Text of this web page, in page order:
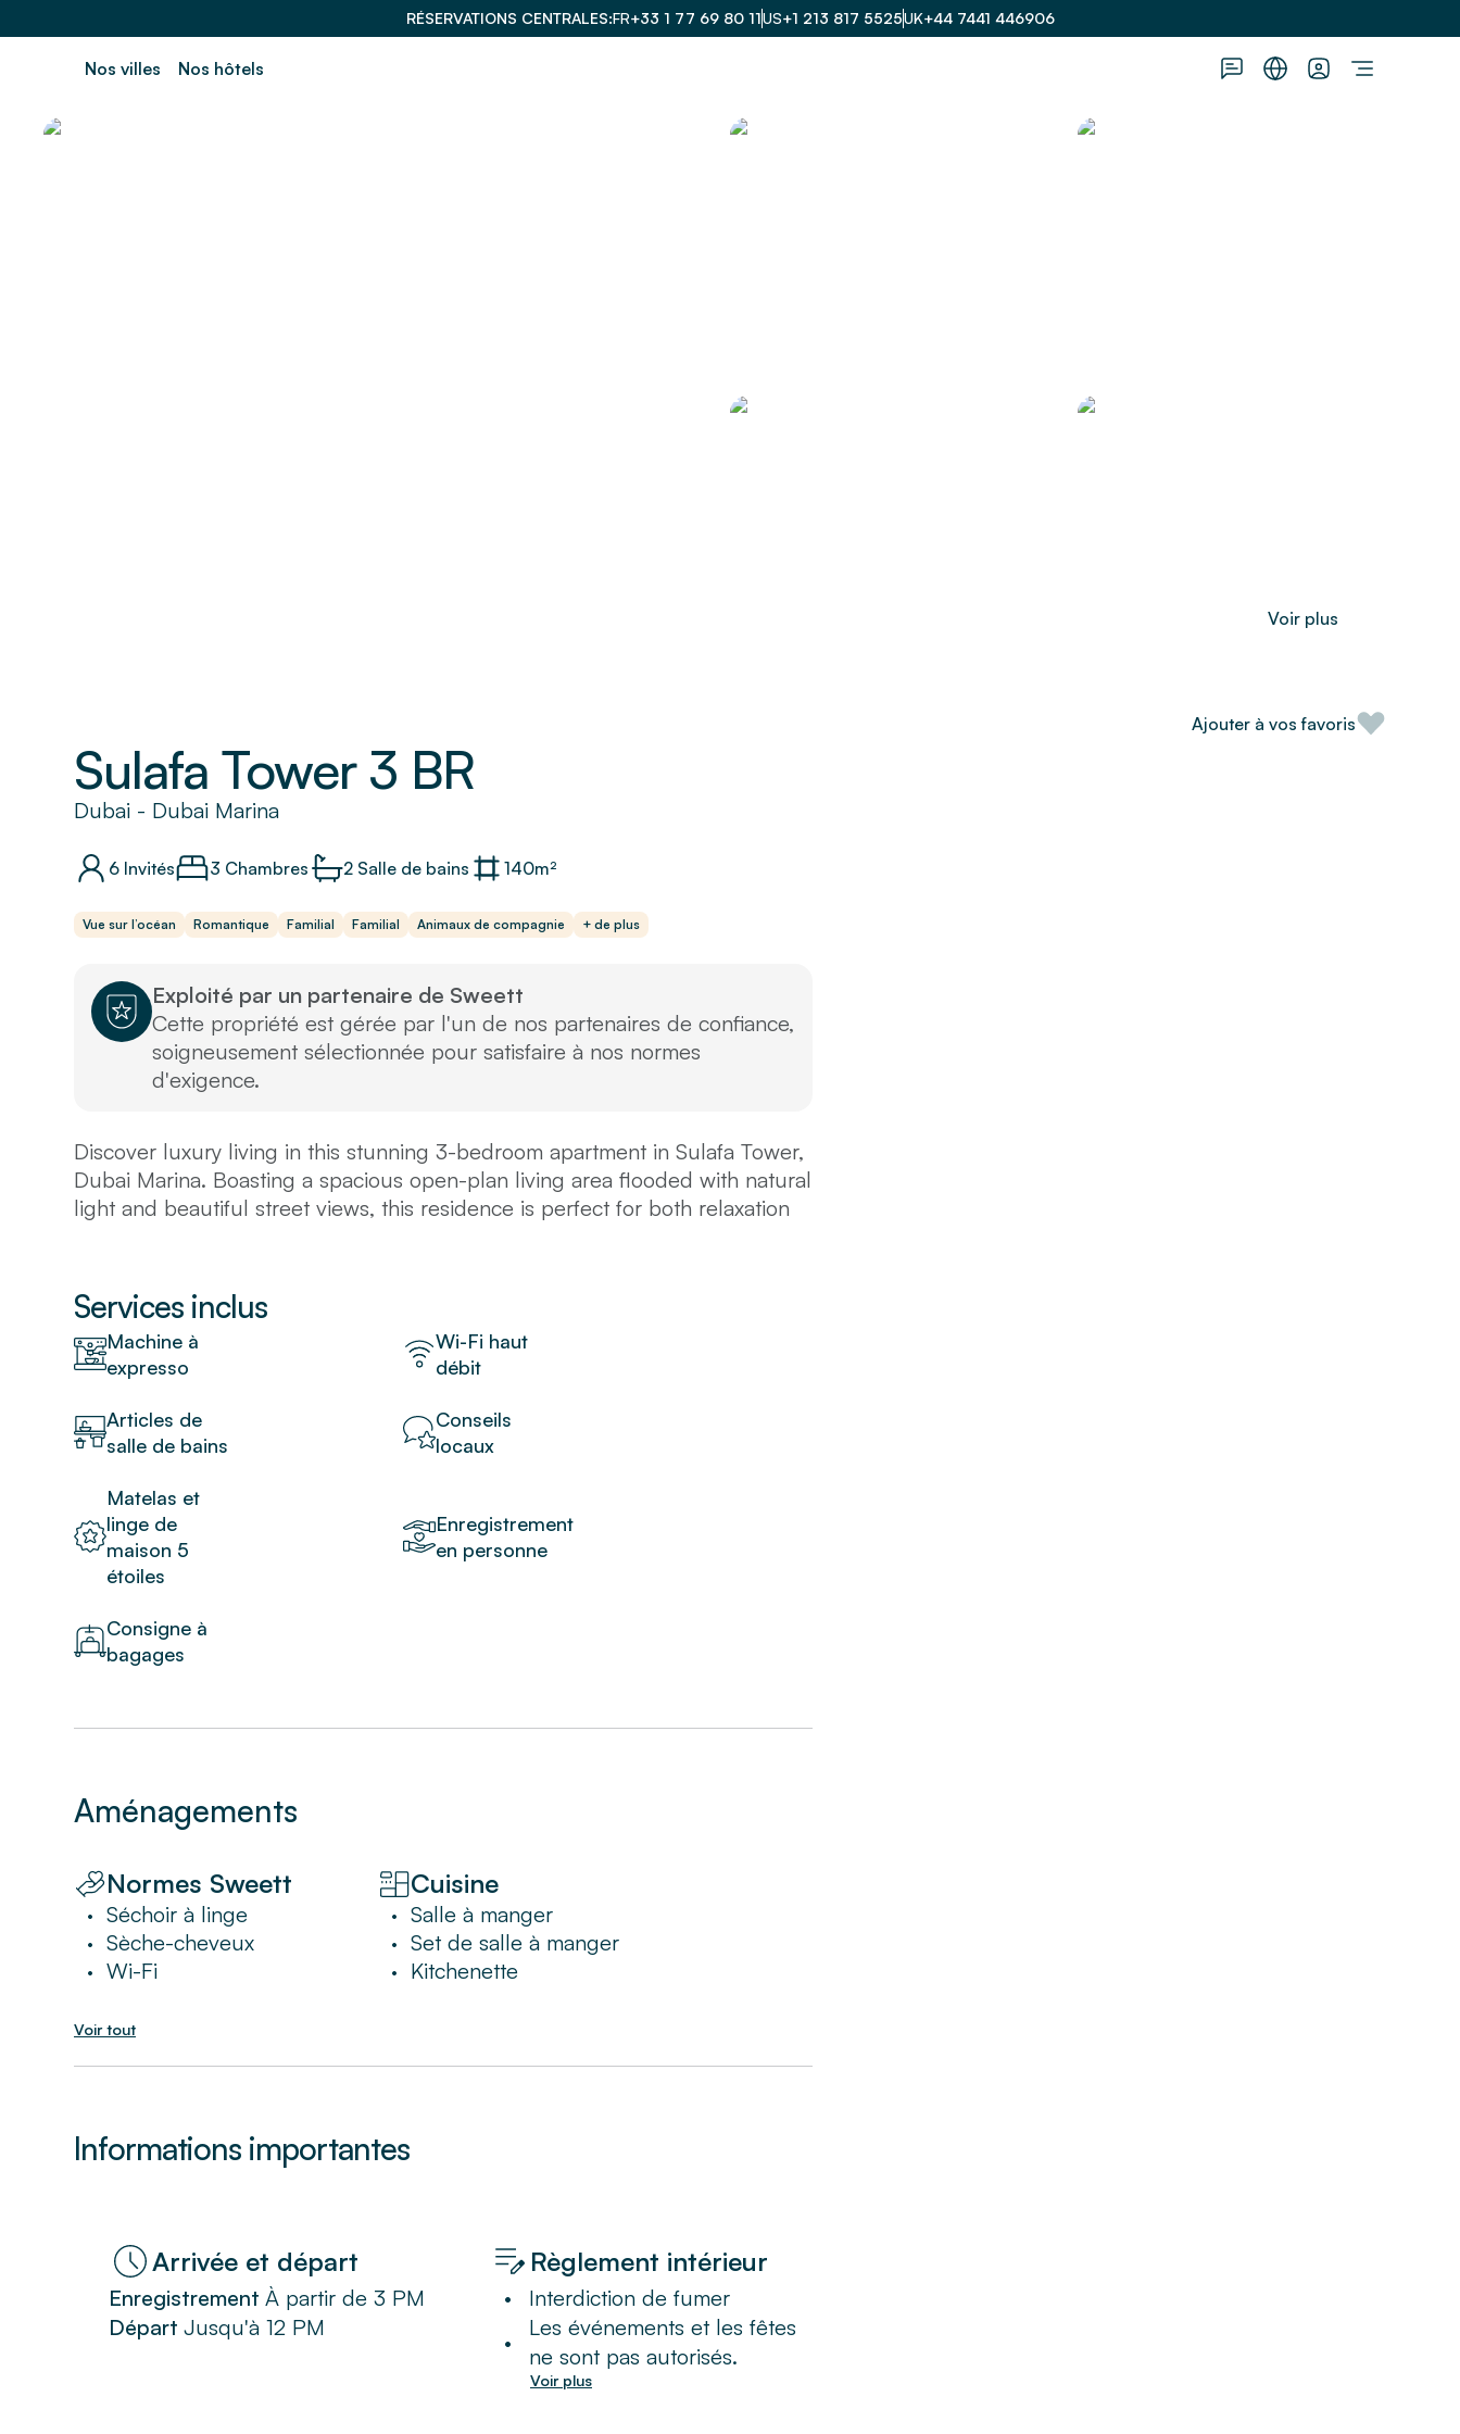
RÉSERVATIONS CENTRALES FR+33 1 77 69 80 11US+1 213 817 5525UK+44 7441 446906
Nos villes Nos hôtels
Voir plus
Sulafa Tower 3 BR
Dubai - Dubai Marina
6 Invités 3 Chambres 2 Salle de bains 140m²
Vue sur l’océan Romantique Familial Familial Animaux de compagnie + de plus
Exploité par un partenaire de Sweett
Cette propriété est gérée par l'un de nos partenaires de confiance,
soigneusement sélectionnée pour satisfaire à nos normes
d'exigence.
Discover luxury living in this stunning 3-bedroom apartment in Sulafa Tower,
Dubai Marina. Boasting a spacious open-plan living area flooded with natural
light and beautiful street views, this residence is perfect for both relaxation
master suite with an en-suite bathroom. Residents enjoy premium amenities,
including a swimming pool, fitness center, and 24-hour concierge service.
Ideally located just steps from vibrant restaurants, cafes, and the
picturesque marina promenade, this apartment offers the ultimate urban
retreat in one of Dubai's most sought-after neighborhoods.
Services inclus
Machine à
expresso
Wi-Fi haut
débit
Articles de
salle de bains
Conseils
locaux
Matelas et
linge de
maison 5
étoiles
Enregistrement
en personne
Consigne à
bagages
Aménagements
Normes Sweett
• Séchoir à linge
• Sèche-cheveux
• Wi-Fi
Cuisine
• Salle à manger
• Set de salle à manger
• Kitchenette
Voir tout
Informations importantes
Arrivée et départ
Enregistrement À partir de 3 PM
Départ Jusqu'à 12 PM
Règlement intérieur
•
Interdiction de fumer
•
Les événements et les fêtes
ne sont pas autorisés.
Voir plus
Ajouter à vos favoris